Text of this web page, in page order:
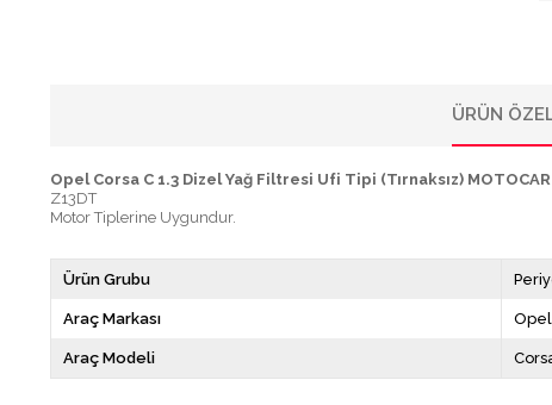
ÜRÜN
Opel Corsa C 1.3 Dizel Yağ Filtresi Ufi Tipi (Tırnaksız)
Z13DT
Motor Tiplerine Uygundur.
Ürün Grubu
Araç Markası Opel
Araç Modeli